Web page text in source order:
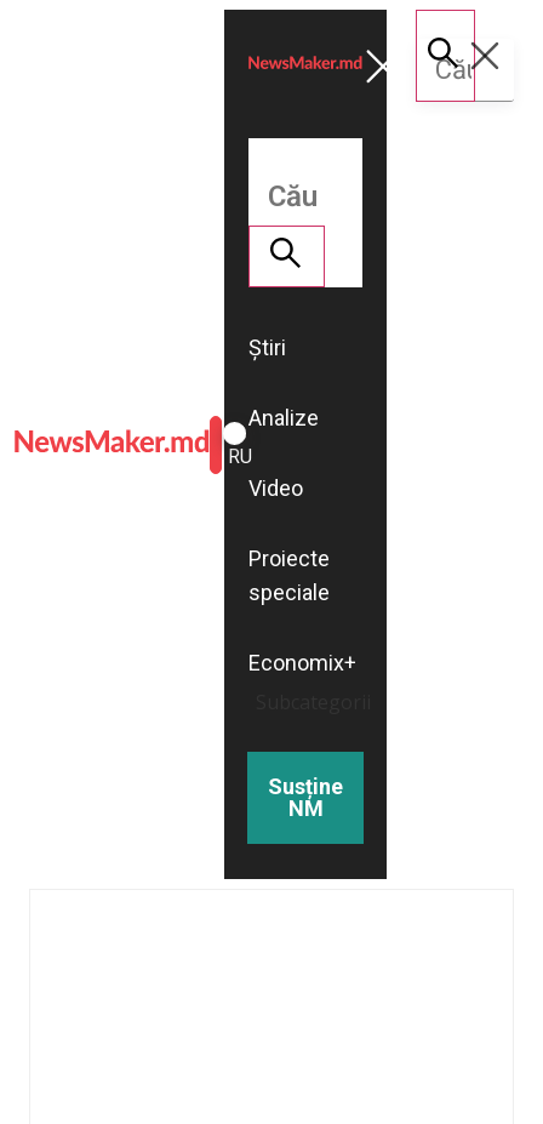
ROMÂNĂ
RU
Știri
Analize
Video
Proiecte
speciale
Economix+
Susține
NM